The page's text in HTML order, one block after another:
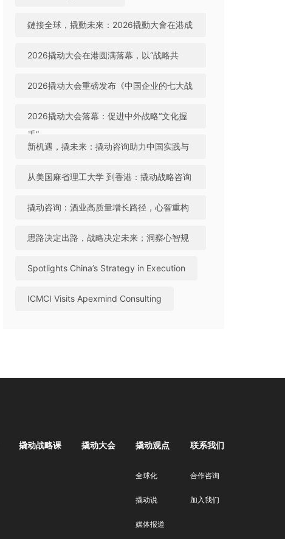
鏈接全球，撬動未來：2026撬動大會在港成
功舉辦
2026撬动大会在港圆满落幕，以“战略共
生”引领中国咨询迈向全球高地
2026撬动大会重磅发布《中国企业的七大战
略机遇》，助力中国实践与世界视野“文化握
手”
2026撬动大会落幕：促进中外战略“文化握
手”，共建全球咨询生态
新机遇，撬未来：撬动咨询助力中国实践与
世界视野“文化握手”
从美国麻省理工大学 到香港：撬动战略咨询
引领中国咨询站上全球行业高地
撬动咨询：酒业高质量增长路径，心智重构
成破局关键
思路决定出路，战略决定未来；洞察心智规
Spotlights China’s Strategy in Execution
ICMCI Visits Apexmind Consulting
撬动战略课 撬动大会 撬动观点
全球化
撬动说
媒体报道
联系我们
合作咨询
加入我们